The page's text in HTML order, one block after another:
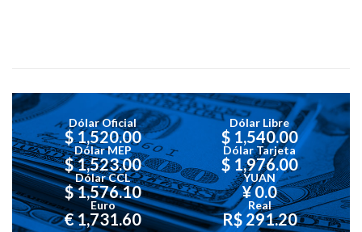
Dólar Oficial
$ 1,520.00
Dólar Libre
$ 1,540.00
Dólar MEP
$ 1,523.00
Dólar Tarjeta
$ 1,976.00
Dólar CCL
$ 1,576.10
YUAN
¥ 0.0
Euro
€ 1,731.60
Real
R$ 291.20